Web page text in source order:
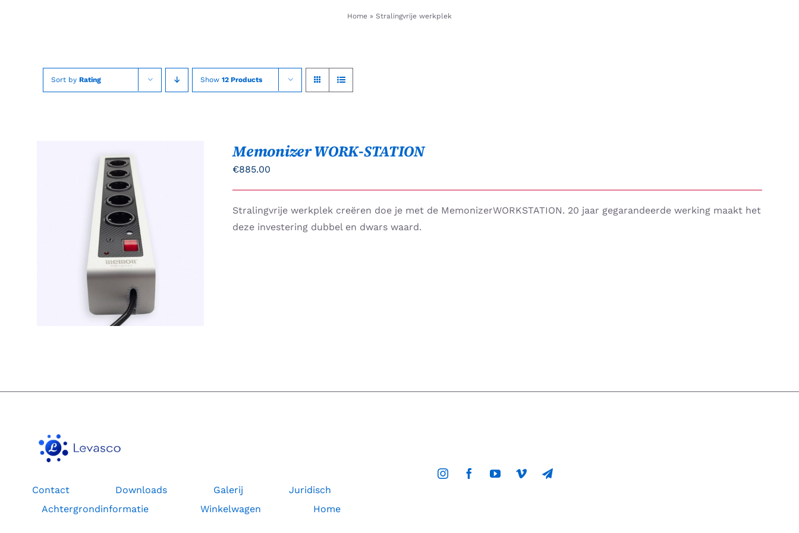
Home » Stralingvrije werkplek
Sort by Rating Show 12 Products
TOEVOEGEN AAN
WINKELWAGEN
/
VIEW
Memonizer WORK-STATION
€885.00
Stralingvrije werkplek creëren doe je met de MemonizerWORKSTATION. 20 jaar gegarandeerde werking maakt het
deze investering dubbel en dwars waard.
Contact Downloads Galerij
Juridisch
Achtergrondinformatie
Winkelwagen Home